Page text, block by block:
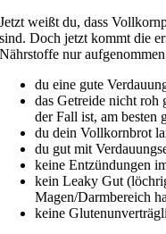
Jetzt weißt du, dass
sind. Doch jetzt kommt die
Nährstoffe nur
du eine gute
das Getreide nicht roh
der Fall ist, am besten
du dein Vollkornbrot
du gut mit
keine Entzündungen
kein Leaky Gut
Magen/Darmbereich
keine